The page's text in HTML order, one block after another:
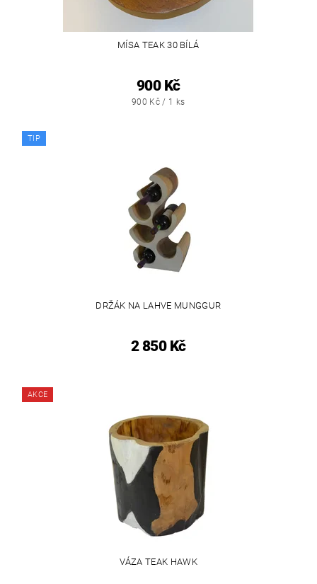
MÍSA TEAK 30 BÍLÁ
900 Kč
900 Kč / 1 ks
TIP
DRŽÁK NA LAHVE MUNGGUR
2 850 Kč
AKCE
VÁZA TEAK HAWK